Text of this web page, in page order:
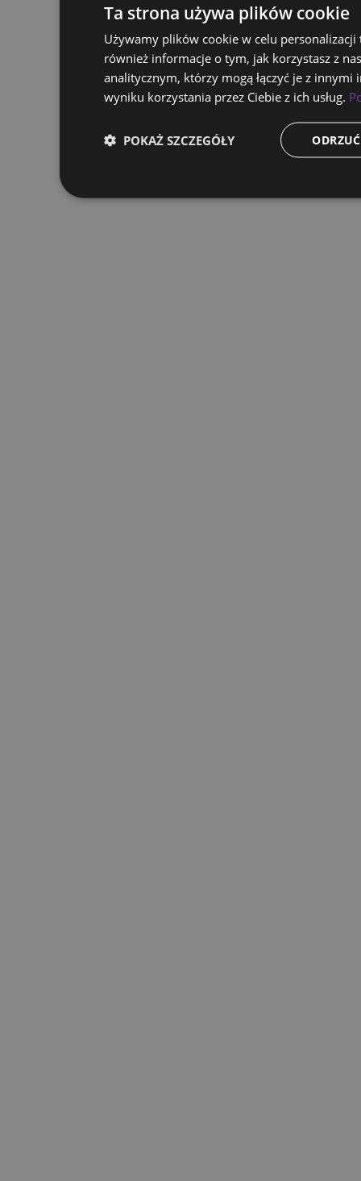
Ta strona używa plików cookie
Używamy plików cookie w celu
również informacje o tym, jak korzystasz z
analitycznym, którzy mogą łączyć je z
wyniku korzystania przez Ciebie z ich usług.
POKAŻ SZCZEGÓŁY